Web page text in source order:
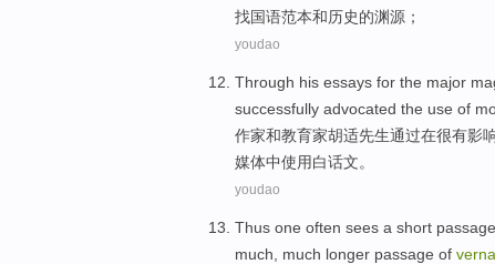
找国语范本和历史的渊源；
youdao
Through his essays for the major
successfully advocated the use of
作家和教育家胡适先生通过在很有影
媒体中使用白话文。
youdao
Thus one often sees a short
much, much longer passage of